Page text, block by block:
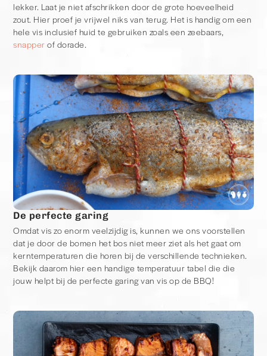
lekker. Laat je niet afschrikken door de grote hoeveelheid
zout. Hier proef je vrijwel niks van terug. Het is handig om een
hele vis inclusief huid te gebruiken zoals een zeebaars,
snapper of dorade.
De perfecte garing
Omdat vis zo enorm veelzijdig is, kunnen we ons voorstellen
dat je door de bomen het bos niet meer ziet als het gaat om
kerntemperaturen die horen bij de verschillende technieken.
Bekijk daarom hier een handige temperatuur tabel die die
jouw helpt bij de perfecte garing van vis op de BBQ!